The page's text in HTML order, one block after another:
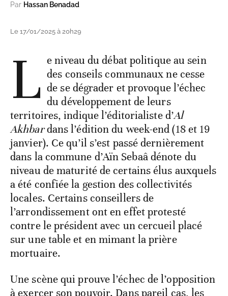
Par Hassan Benadad
Le 17/01/2025 à 20h29
L e niveau du débat politique au sein
des conseils communaux ne cesse
de se dégrader et provoque l’échec
du développement de leurs
territoires, indique l’éditorialiste d’Al
Akhbardans l’édition du week-end (18 et 19
janvier). Ce qu’il s’est passé dernièrement
dans la commune d’Aïn Sebaâ dénote du
niveau de maturité de certains élus auxquels
a été confiée la gestion des collectivités
locales. Certains conseillers de
l’arrondissement ont en effet protesté
contre le président avec un cercueil placé
sur une table et en mimant la prière
mortuaire.
Une scène qui prouve l’échec de l’opposition
à exercer son pouvoir. Dans pareil cas, les